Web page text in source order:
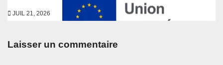
JUIL 21, 2026
Laisser un commentaire